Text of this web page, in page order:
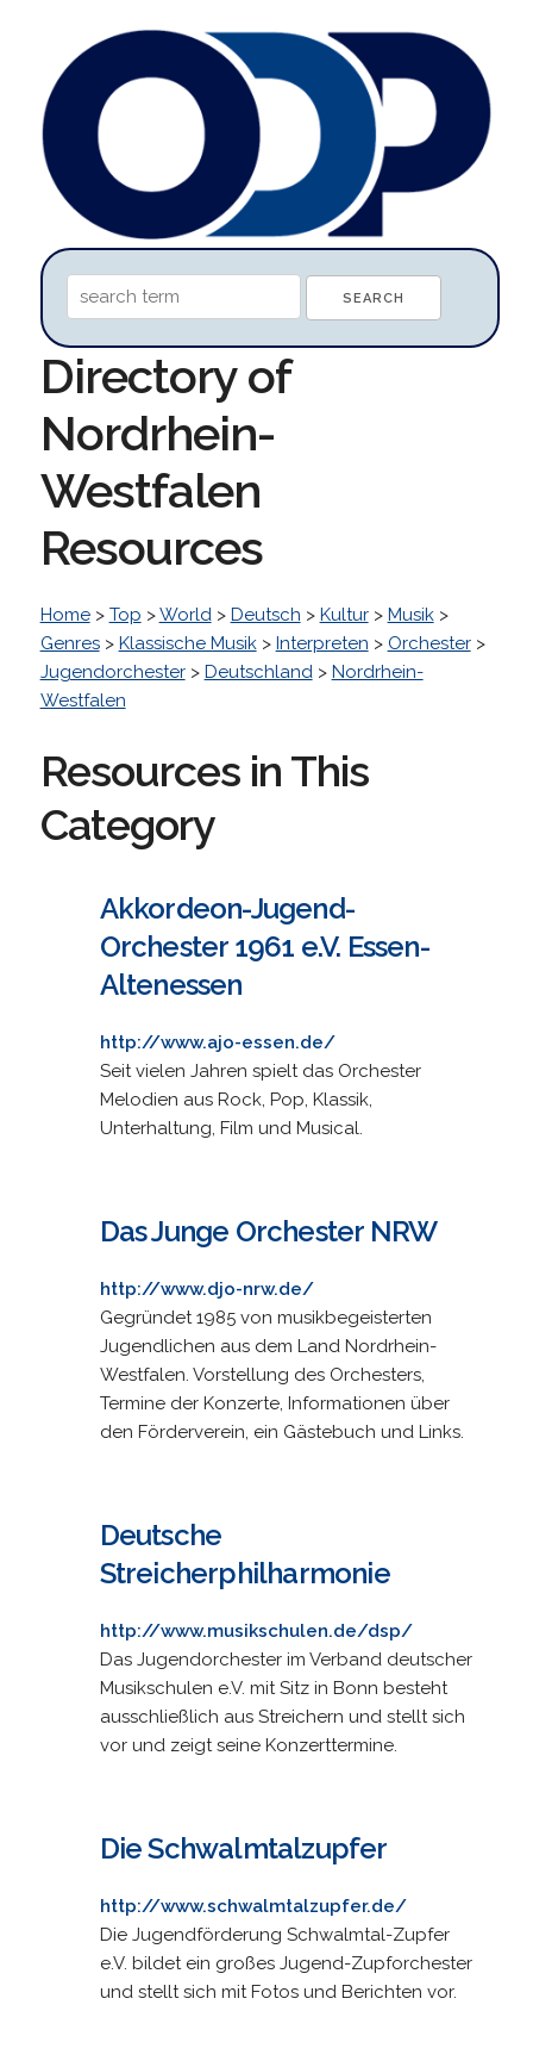
Directory of
Nordrhein-
Westfalen
Resources
Home> Top >World> Deutsch > Kultur> Musik>
Genres> Klassische Musik> Interpreten > Orchester>
Jugendorchester> Deutschland> Nordrhein-
Westfalen
Resources in This
Category
Akkordeon-Jugend-
Orchester 1961 e.V. Essen-
Altenessen
http://www.ajo-essen.de/
Seit vielen Jahren spielt das Orchester
Melodien aus Rock, Pop, Klassik,
Unterhaltung, Film und Musical.
Das Junge Orchester NRW
http://www.djo-nrw.de/
Gegründet 1985 von musikbegeisterten
Jugendlichen aus dem Land Nordrhein-
Westfalen. Vorstellung des Orchesters,
Termine der Konzerte, Informationen über
den Förderverein, ein Gästebuch und Links.
Deutsche
Streicherphilharmonie
http://www.musikschulen.de/dsp/
Das Jugendorchester im Verband deutscher
Musikschulen e.V. mit Sitz in Bonn besteht
ausschließlich aus Streichern und stellt sich
vor und zeigt seine Konzerttermine.
Die Schwalmtalzupfer
http://www.schwalmtalzupfer.de/
Die Jugendförderung Schwalmtal-Zupfer
e.V. bildet ein großes Jugend-Zupforchester
und stellt sich mit Fotos und Berichten vor.